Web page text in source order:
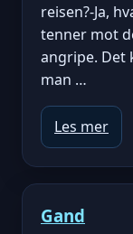
reisen?-Ja,
tenner mot
angripe. Det
man …
Les mer
Gand